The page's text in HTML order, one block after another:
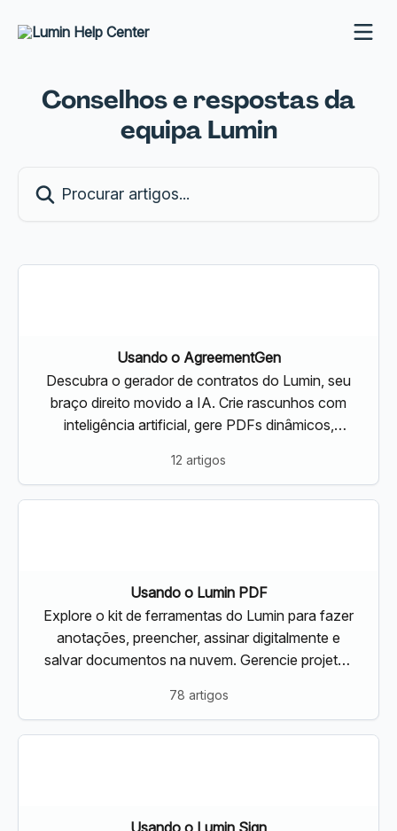
Conselhos e respostas da
equipa Lumin
Usando o AgreementGen
Descubra o gerador de contratos do Lumin, seu
braço direito movido a IA. Crie rascunhos com
inteligência artificial, gere PDFs dinâmicos,
eletronicamente sem complicações
12 artigos
Usando o Lumin PDF
Explore o kit de ferramentas do Lumin para fazer
anotações, preencher, assinar digitalmente e
salvar documentos na nuvem. Gerencie projetos
ferramentas do Lumin
78 artigos
Usando o Lumin Sign